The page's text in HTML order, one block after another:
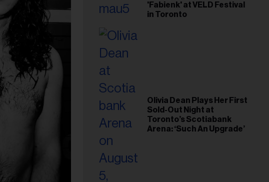
'Fabienk' at VELD Festival
in Toronto
Olivia Dean Plays Her First
Sold-Out Night at
Toronto’s Scotiabank
Arena: ‘Such An Upgrade’